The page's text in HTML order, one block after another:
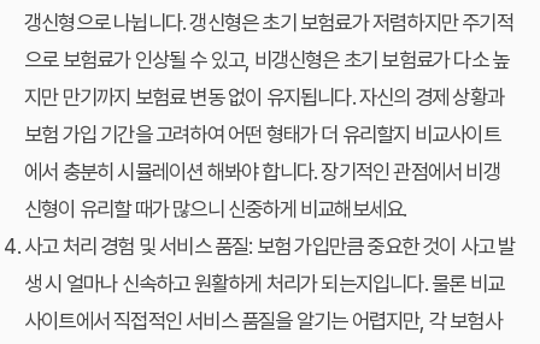
갱신형으로 나뉩니다. 갱신형은 초기 보험료가 저렴하지만 주기적
으로 보험료가 인상될 수 있고, 비갱신형은 초기 보험료가 다소 높
지만 만기까지 보험료 변동 없이 유지됩니다. 자신의 경제 상황과
보험 가입 기간을 고려하여 어떤 형태가 더 유리할지 비교사이트
에서 충분히 시뮬레이션 해봐야 합니다. 장기적인 관점에서 비갱
신형이 유리할 때가 많으니 신중하게 비교해보세요.
사고 처리 경험 및 서비스 품질: 보험 가입만큼 중요한 것이 사고 발
생 시 얼마나 신속하고 원활하게 처리가 되는지입니다. 물론 비교
사이트에서 직접적인 서비스 품질을 알기는 어렵지만, 각 보험사